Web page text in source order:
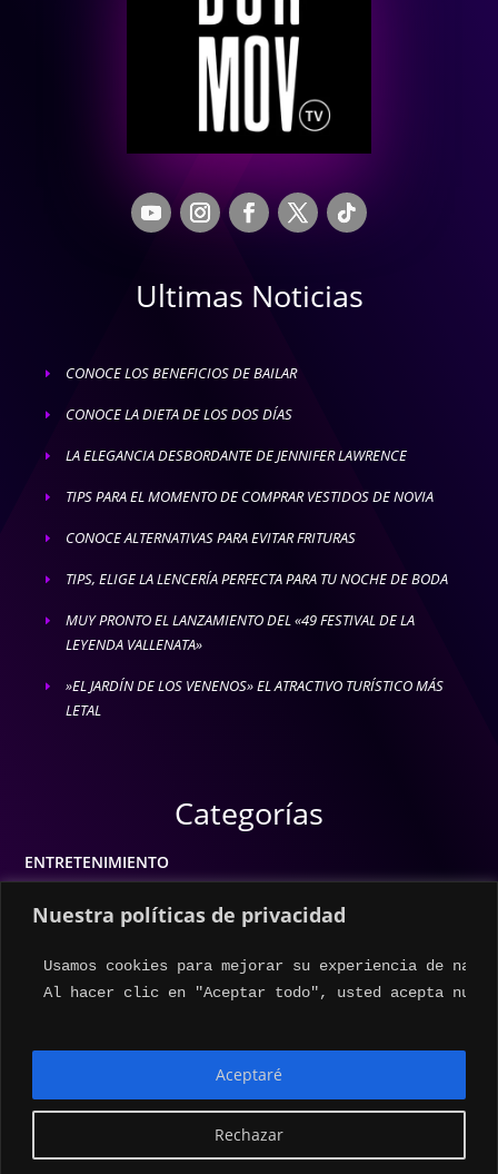
Nuestra políticas de privacidad
Usamos cookies para mejorar su experiencia de
Al hacer clic en "Aceptar todo", usted acepta
Rechazar
Aceptaré
Ultimas Noticias
E CONOCE LOS BENEFICIOS DE BAILAR
E CONOCE LA DIETA DE LOS DOS DÍAS
E LA ELEGANCIA DESBORDANTE DE JENNIFER LAWRENCE
E TIPS PARA EL MOMENTO DE COMPRAR VESTIDOS DE NOVIA
E CONOCE ALTERNATIVAS PARA EVITAR FRITURAS
E TIPS, ELIGE LA LENCERÍA PERFECTA PARA TU NOCHE DE BODA
E
MUY PRONTO EL LANZAMIENTO DEL «49 FESTIVAL DE LA
LEYENDA VALLENATA»
E
»EL JARDÍN DE LOS VENENOS» EL ATRACTIVO TURÍSTICO MÁS
LETAL
Categorías
ENTRETENIMIENTO
ESTILO DE VIDA